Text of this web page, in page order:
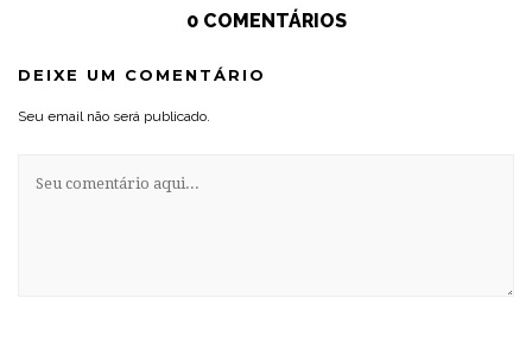
0 COMENTÁRIOS
DEIXE UM COMENTÁRIO
Seu email não será publicado.